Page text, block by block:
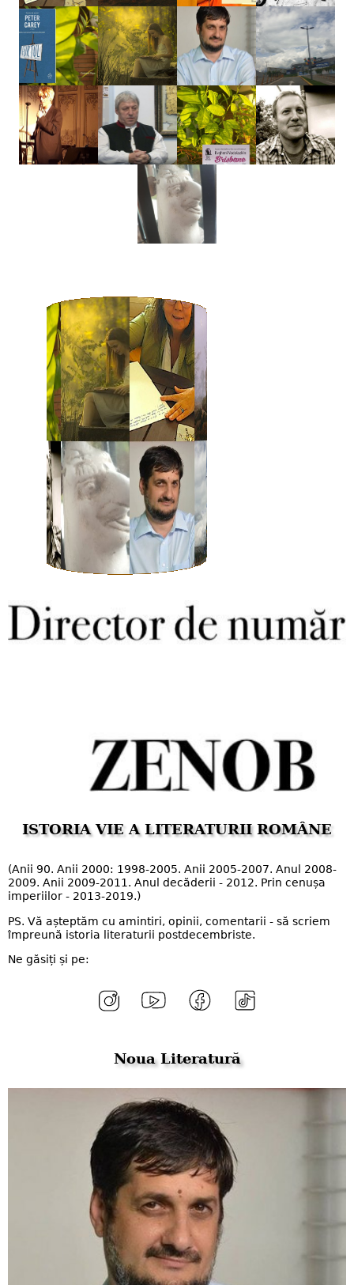
ISTORIA VIE A LITERATURII ROMÂNE
(Anii 90. Anii 2000: 1998-2005. Anii 2005-2007. Anul 2008-
2009. Anii 2009-2011. Anul decăderii - 2012. Prin cenușa
imperiilor - 2013-2019.)
PS. Vă așteptăm cu amintiri, opinii, comentarii - să scriem
împreună istoria literaturii postdecembriste.
Ne găsiți și pe:
Noua Literatură